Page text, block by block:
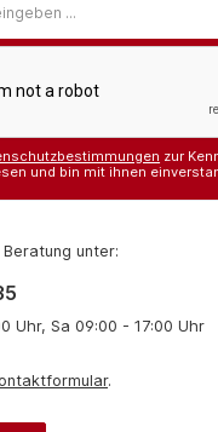
Mail-
zur
und bin mit ihnen
unter:
Uhr, Sa 09:00 - 17:00 Uhr
.